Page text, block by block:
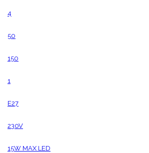
4
50
150
1
E27
230V
15W MAX LED